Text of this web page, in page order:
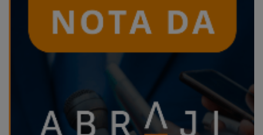
exclusivo para
associados
Fale Conosco